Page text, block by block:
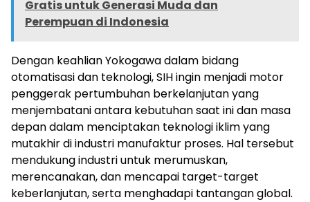
Gratis untuk Generasi Muda dan
Perempuan di Indonesia
Dengan keahlian Yokogawa dalam bidang
otomatisasi dan teknologi, SIH ingin menjadi motor
penggerak pertumbuhan berkelanjutan yang
menjembatani antara kebutuhan saat ini dan masa
depan dalam menciptakan teknologi iklim yang
mutakhir di industri manufaktur proses. Hal tersebut
mendukung industri untuk merumuskan,
merencanakan, dan mencapai target-target
keberlanjutan, serta menghadapi tantangan global.